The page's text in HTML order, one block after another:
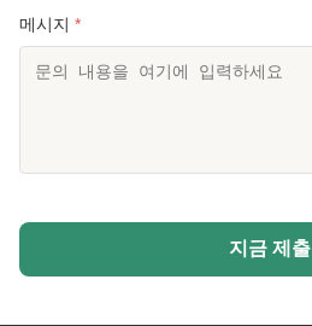
메시지 *
지금 제출